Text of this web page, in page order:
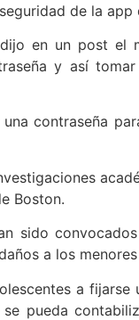
de la app
en un post el
y así
contraseña
Boston.
sido
a los
a
pueda